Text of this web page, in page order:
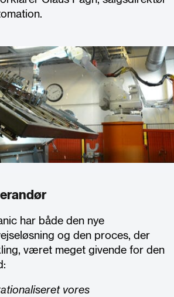
har både den nye
og den proces, der
været meget givende for den
vores